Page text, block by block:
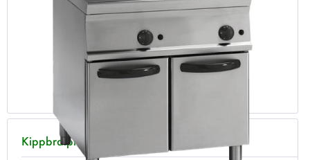
Kippbratpfannen